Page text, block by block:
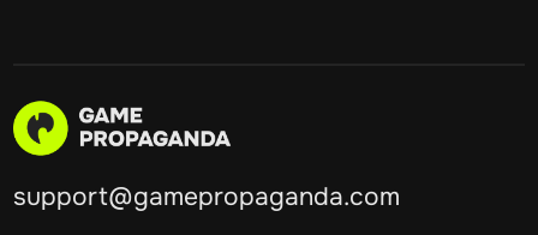
support@gamepropaganda.com